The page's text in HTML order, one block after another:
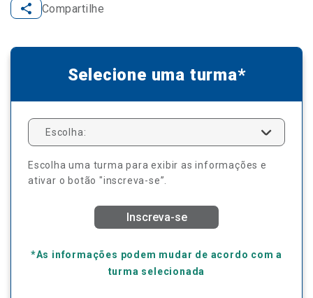
Compartilhe
Selecione uma turma*
Escolha:
Escolha uma turma para exibir as informações e
ativar o botão "inscreva-se”.
Inscreva-se
*As informações podem mudar de acordo com a
turma selecionada